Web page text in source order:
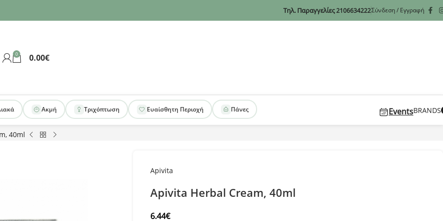
Τηλ. Παραγγελίες2106634222Σύνδεση / Εγγραφή
0 0.00€
Ακμή Τριχόπτωση Ευαίσθητη Περιοχή Πάνες EventsBRANDS
40ml
Apivita
Apivita Herbal Cream, 40ml
6.44€